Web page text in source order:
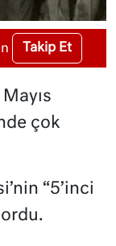
Takip Et
çok
“5’inci